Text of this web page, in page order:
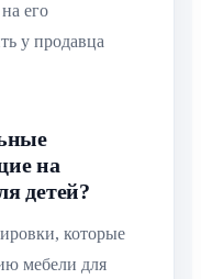
его
у продавца
на
детей?
которые
мебели для